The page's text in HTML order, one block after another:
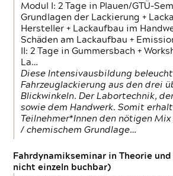
Modul I: 2 Tage in Plauen/GTÜ-
Grundlagen der Lackierung +
Hersteller + Lackaufbau im
Schäden am Lackaufbau +
II: 2 Tage in Gummersbach +
La…
Diese Intensivausbildung
Fahrzeuglackierung aus den drei
Blickwinkeln. Der Labortechnik,
sowie dem Handwerk. Somit
Teilnehmer*Innen den nötigen
/ chemischem Grundlage…
Fahrdynamikseminar in Theorie und
nicht einzeln buchbar)